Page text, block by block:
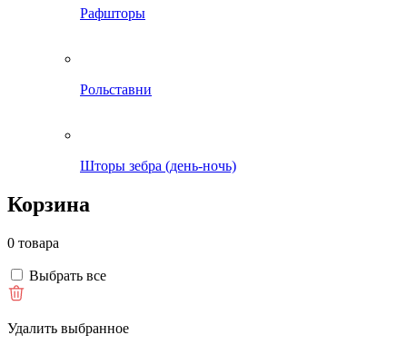
Рафшторы
Рольставни
Шторы зебра (день-ночь)
Корзина
0 товара
Выбрать все
Удалить выбранное